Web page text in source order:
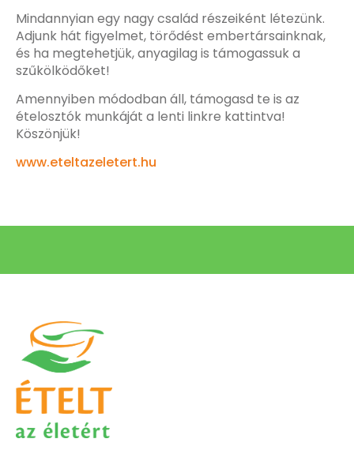
Mindannyian egy nagy család részeiként létezünk.
Adjunk hát figyelmet, törődést embertársainknak,
és ha megtehetjük, anyagilag is támogassuk a
szűkölködőket!
Amennyiben módodban áll, támogasd te is az
ételosztók munkáját a lenti linkre kattintva!
Köszönjük!
www.eteltazeletert.hu